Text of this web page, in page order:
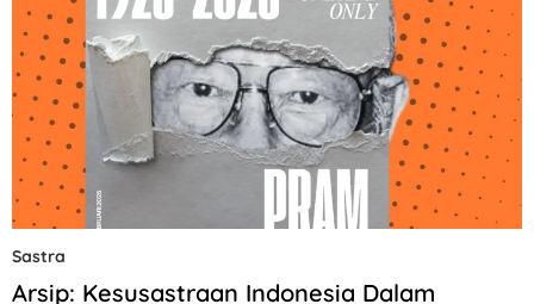
Sastra
Arsip: Kesusastraan Indonesia Dalam